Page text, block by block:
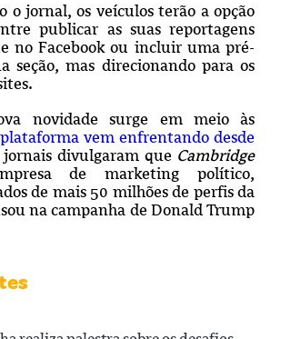
o jornal, os veículos terão a opção
publicar as suas reportagens
no Facebook ou incluir uma pré-
seção, mas direcionando para os
novidade surge em meio às
vem enfrentando desde
jornais divulgaram que Cambridge
de marketing político,
de mais 50 milhões de perfis da
na campanha de Donald Trump